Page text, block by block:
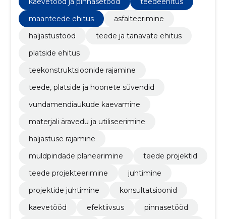
maanteede ehitus
asfalteerimine
haljastustööd
teede ja tänavate ehitus
platside ehitus
teekonstruktsioonide rajamine
teede, platside ja hoonete süvendid
vundamendiaukude kaevamine
materjali äravedu ja utiliseerimine
haljastuse rajamine
muldpindade planeerimine
teede projektid
teede projekteerimine
juhtimine
projektide juhtimine
konsultatsioonid
kaevetööd
efektiivsus
pinnasetööd